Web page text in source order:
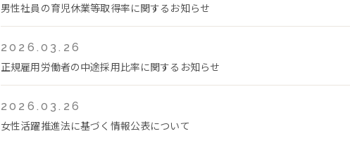
男性社員の育児休業等取得率に関するお知らせ
2026.03.26
正規雇用労働者の中途採用比率に関するお知らせ
2026.03.26
女性活躍推進法に基づく情報公表について